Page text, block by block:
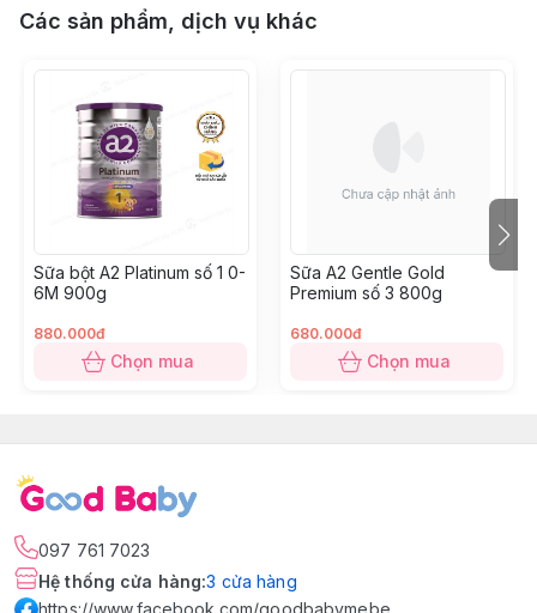
Các sản phẩm, dịch vụ khác
Sữa bột A2 Platinum số 1 0-
6M 900g
880.000đ
Chọn mua
Sữa A2 Gentle Gold
Premium số 3 800g
680.000đ
Chọn mua
097 761 7023
Hệ thống cửa hàng:3 cửa hàng
https://www.facebook.com/goodbabymebe